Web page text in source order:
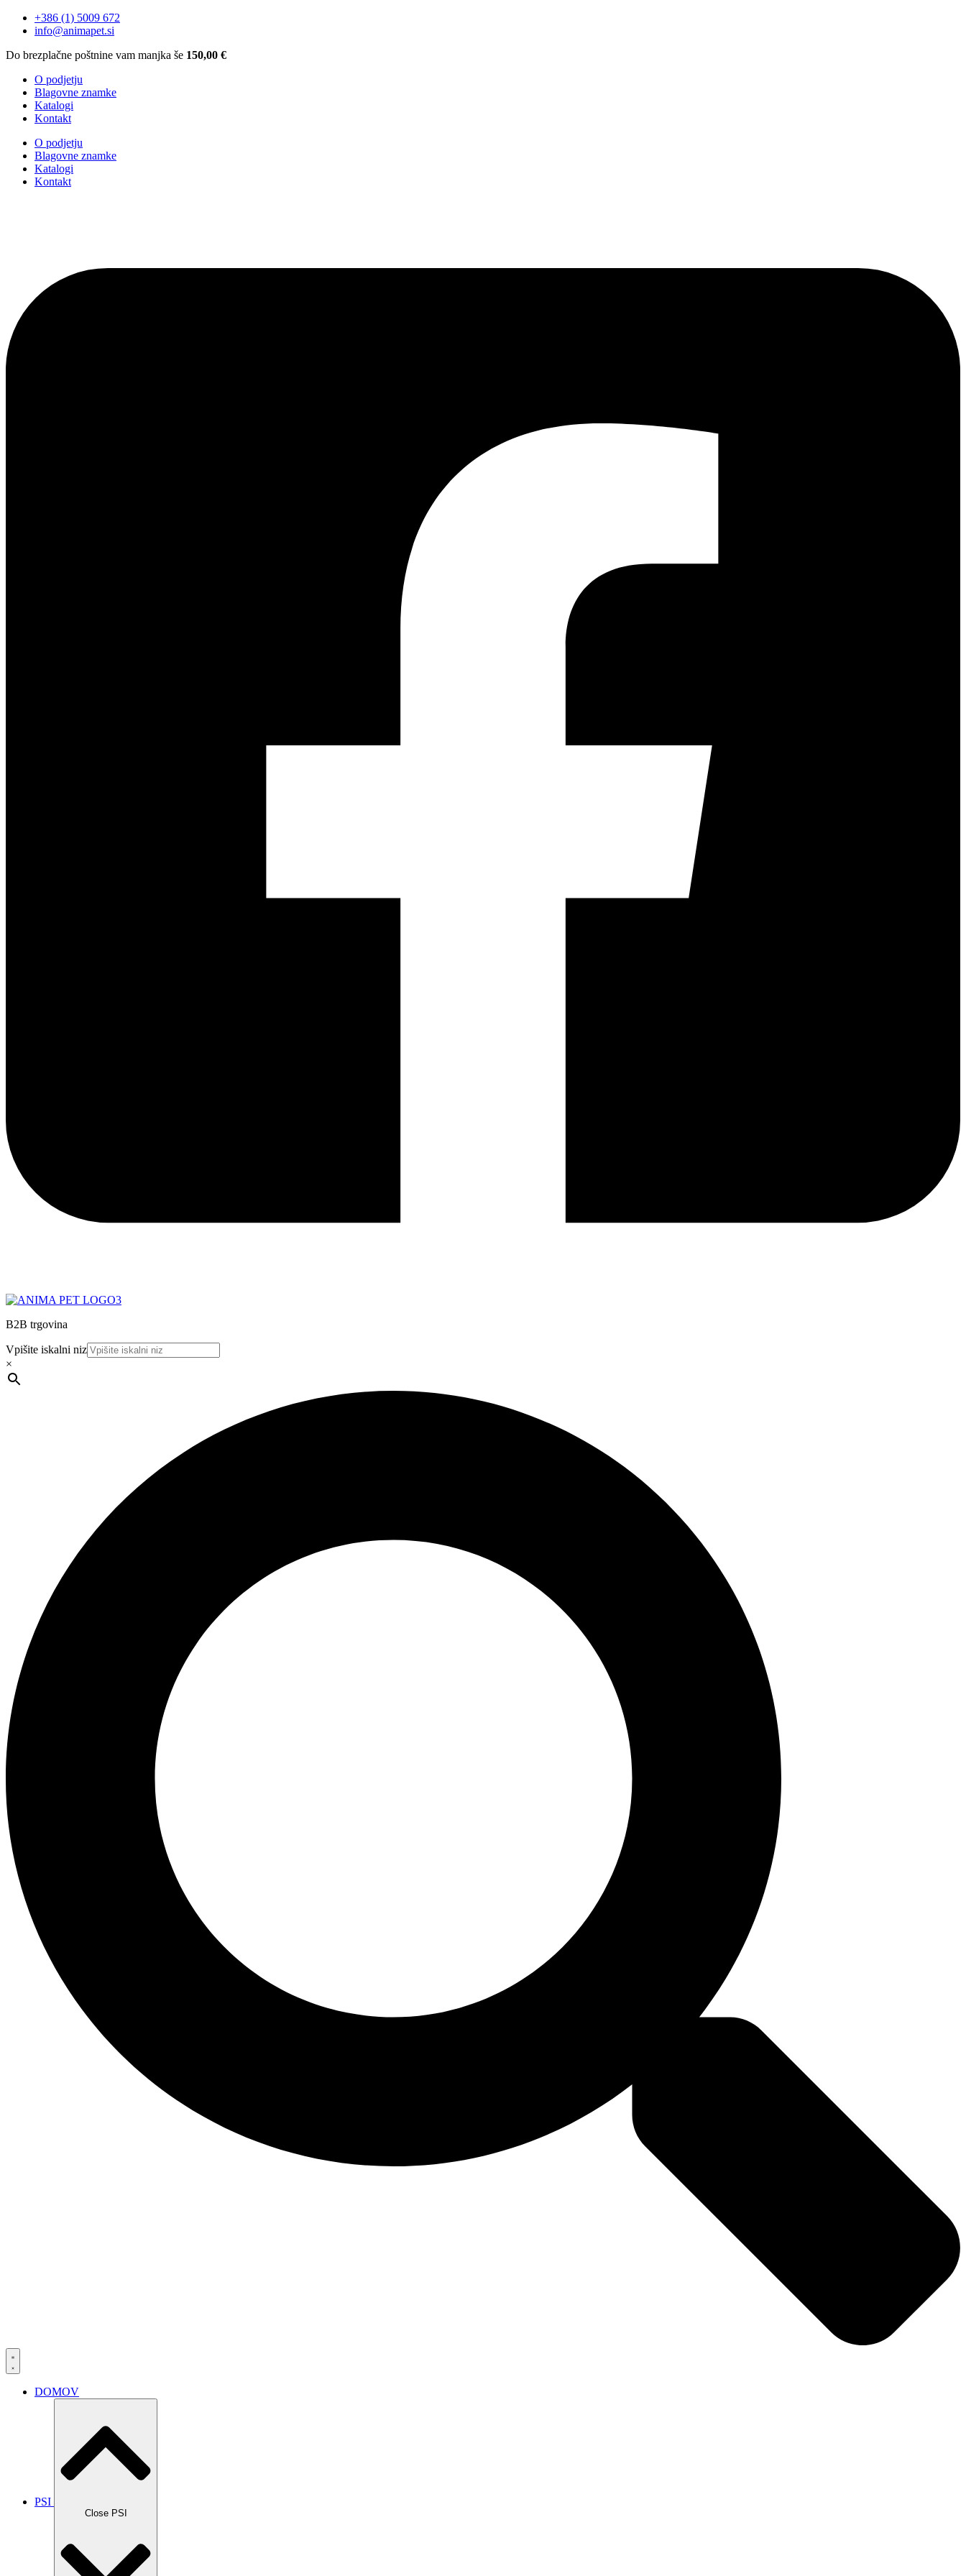
+386 (1) 5009 672
info@animapet.si
Do brezplačne poštnine vam manjka še 150,00 €
O podjetju
Blagovne znamke
Katalogi
Kontakt
O podjetju
Blagovne znamke
Katalogi
Kontakt
B2B trgovina
Vpišite iskalni niz
×
DOMOV
PSI
Close PSI